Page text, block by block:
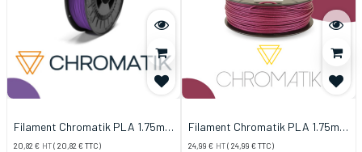
Filament Chromatik PLA 1.75mm
- Ultra Violet (750g)
20,82 € HT( 20,82 €TTC)
Filament Chromatik PLA 1.75mm
- Violet Pailleté (750g)
24,99 € HT( 24,99 €TTC)